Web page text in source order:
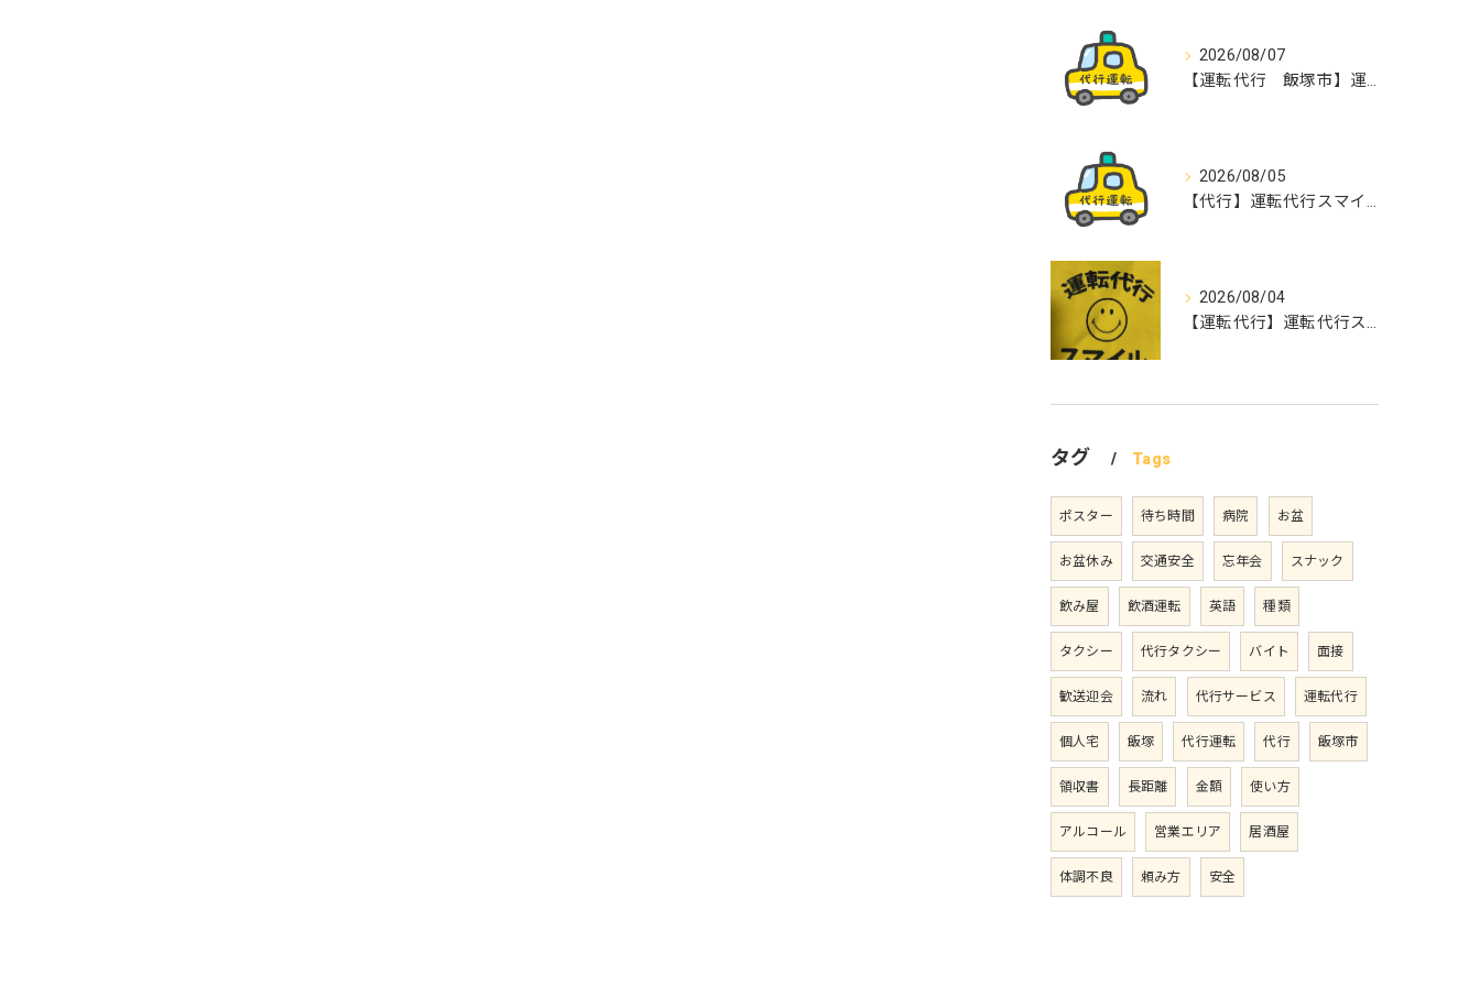
2026/08/07
【運転代行 飯塚市】運転代行スマイル
2026/08/05
【代行】運転代行スマイル
2026/08/04
【運転代行】運転代行スマイル
タグ Tags
ポスター 待ち時間 病院 お盆
お盆休み 交通安全 忘年会 スナック
飲み屋 飲酒運転 英語 種類
タクシー 代行タクシー バイト 面接
歓送迎会 流れ 代行サービス 運転代行
個人宅 飯塚 代行運転 代行 飯塚市
領収書 長距離 金額 使い方
アルコール 営業エリア 居酒屋
体調不良 頼み方 安全